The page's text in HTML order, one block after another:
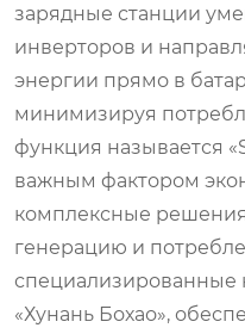
зарядные станции
инверторов и
энергии прямо в
минимизируя
функция называется
важным фактором
комплексные
генерацию и
специализированные
«Хунань Бохао»,